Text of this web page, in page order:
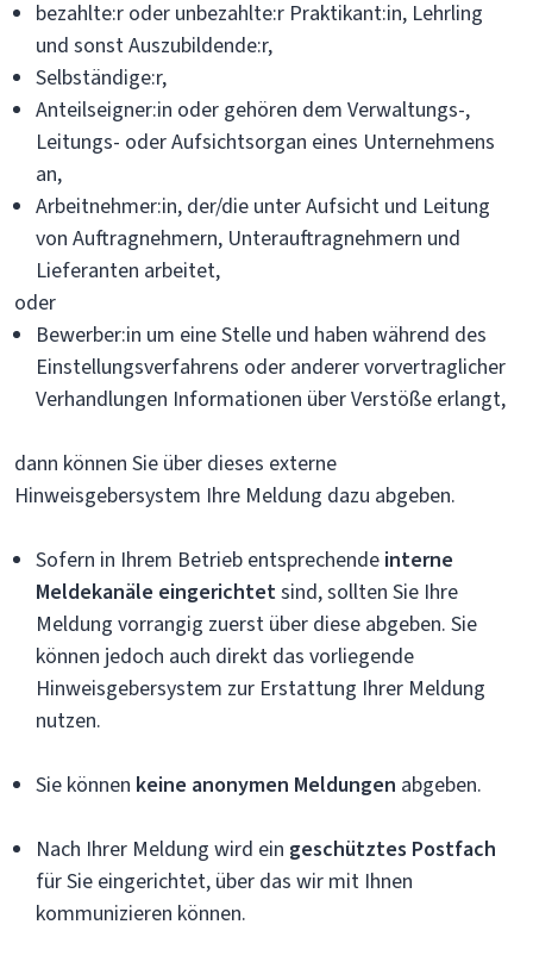
bezahlte:r oder unbezahlte:r Praktikant:in, Lehrling
und sonst Auszubildende:r,
Selbständige:r,
Anteilseigner:in oder gehören dem Verwaltungs-,
Leitungs- oder Aufsichtsorgan eines Unternehmens
an,
Arbeitnehmer:in, der/die unter Aufsicht und Leitung
von Auftragnehmern, Unterauftragnehmern und
Lieferanten arbeitet,
oder
Bewerber:in um eine Stelle und haben während des
Einstellungsverfahrens oder anderer vorvertraglicher
Verhandlungen Informationen über Verstöße erlangt,
dann können Sie über dieses externe
Hinweisgebersystem Ihre Meldung dazu abgeben.
Sofern in Ihrem Betrieb entsprechende interne
Meldekanäle eingerichtetsind, sollten Sie Ihre
Meldung vorrangig zuerst über diese abgeben. Sie
können jedoch auch direkt das vorliegende
Hinweisgebersystem zur Erstattung Ihrer Meldung
nutzen.
Sie können keine anonymen Meldungen abgeben.
Nach Ihrer Meldung wird ein geschütztes Postfach
für Sie eingerichtet, über das wir mit Ihnen
kommunizieren können.